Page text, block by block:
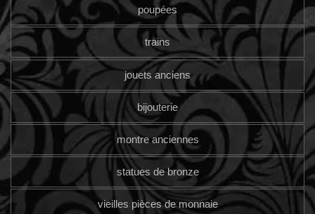
poupées
trains
jouets anciens
bijouterie
montre anciennes
statues de bronze
vieilles pièces de monnaie